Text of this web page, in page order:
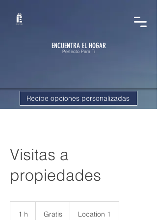
ENCUENTRA EL HOGAR
Perfecto Para Ti
Recibe opciones personalizadas
Visitas a
propiedades
1 h Gratis Location 1